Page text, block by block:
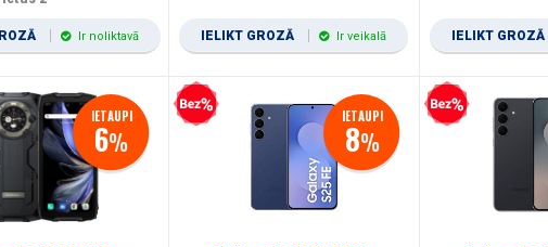
Ir noliktavā IELIKT GROZĀ Ir veikalā IELIKT GROZĀ
IETAUPI
6%
Bezprocentu kredīts IETAUPI
8%
Bezprocentu kredīts